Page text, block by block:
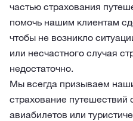
частью страхования
помочь нашим клиентам
чтобы не возникло
или несчастного случая
недостаточно.
Мы всегда призываем
страхование путешествий
авиабилетов или